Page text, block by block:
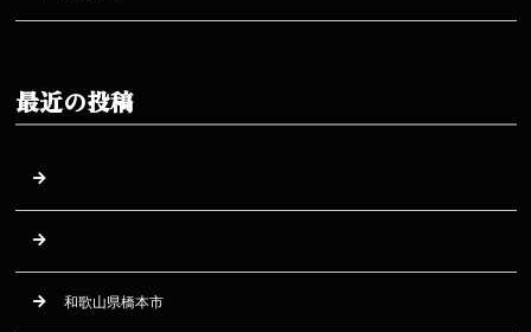
最近の投稿
和歌山県橋本市